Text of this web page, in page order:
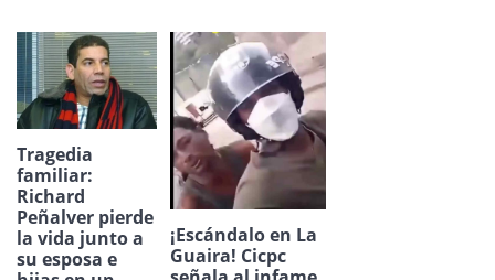
Tragedia
familiar:
Richard
Peñalver pierde
la vida junto a
su esposa e
¡Escándalo en La
Guaira! Cicpc